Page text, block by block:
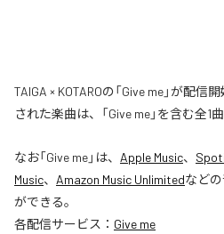
TAIGA × KOTAROの「Give me」が配
された楽曲は、「Give me」を含む全1
なお「Give me」は、 Apple Music、
Music、 Amazon Music Unlimitedなど
ができる。
各配信サービス： Give me